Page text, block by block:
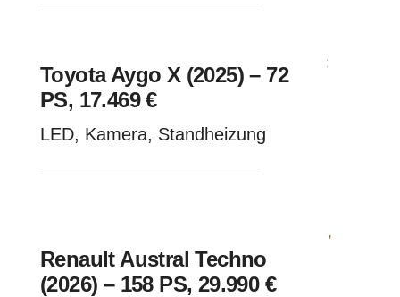
Toyota Aygo X (2025) – 72
PS, 17.469 €
LED, Kamera, Standheizung
Renault Austral Techno
(2026) – 158 PS, 29.990 €